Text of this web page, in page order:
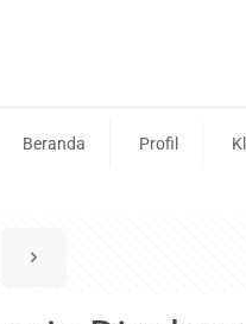
Beranda Profil